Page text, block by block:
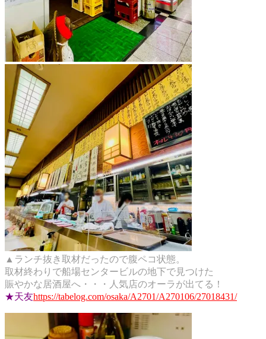
▲ランチ抜き取材だったので腹ペコ状態。
取材終わりで船場センタービルの地下で見つけた
賑やかな居酒屋へ・・・人気店のオーラが出てる！
★天友https://tabelog.com/osaka/A2701/A270106/27018431/